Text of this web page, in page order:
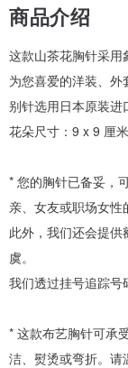
商品介绍
这款山茶花胸针采
为您喜爱的洋装、外
别针选用日本原装进
花朵尺寸：9 x 9 厘
* 您的胸针已备妥，
亲、女友或职场女性
此外，我们还会提
虞。
我们透过挂号追踪号
* 这款布艺胸针可承
洁、熨烫或弯折。请